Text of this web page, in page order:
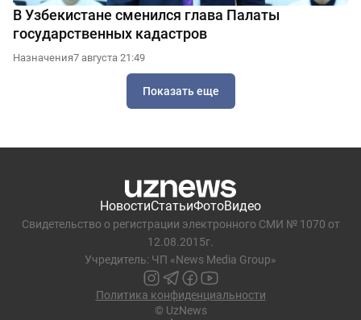
В Узбекистане сменился глава Палаты
государственных кадастров
Назначения7 августа 21:49
Показать еще
НовостиСтатьиФотоВидео
Свидетельство о регистрации электронного СМИ № 1070 от
12.08.2015г.
Учредитель: ЧП «News Media Group»
Политика конфиденциальности
© UzNews